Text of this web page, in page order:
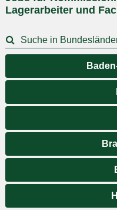
Lagerarbeiter und
Suche in